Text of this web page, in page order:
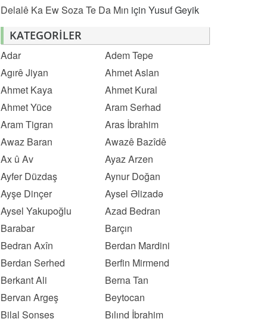
Delalê Ka Ew Soza Te Da Mın için Yusuf Geyik
KATEGORILER
Adar
Adem Tepe
Agırê Jiyan
Ahmet Aslan
Ahmet Kaya
Ahmet Kural
Ahmet Yüce
Aram Serhad
Aram Tigran
Aras İbrahim
Awaz Baran
Awazê Bazîdê
Ax û Av
Ayaz Arzen
Ayfer Düzdaş
Aynur Doğan
Ayşe Dinçer
Aysel Əlizadə
Aysel Yakupoğlu
Azad Bedran
Barabar
Barçın
Bedran Axîn
Berdan Mardini
Berdan Serhed
Berfin Mirmend
Berkant Ali
Berna Tan
Bervan Argeş
Beytocan
Bilal Sonses
Bılınd İbrahim